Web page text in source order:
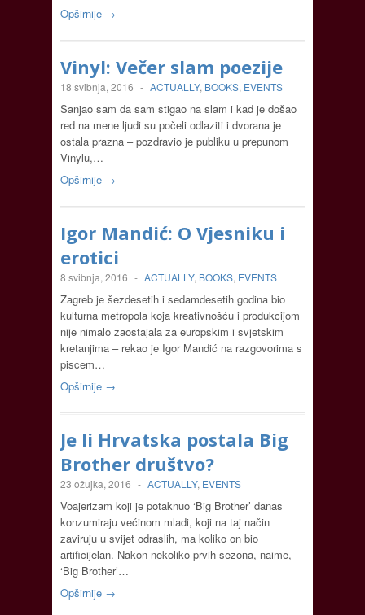
Opširnije →
Vinyl: Večer slam poezije
18 svibnja, 2016 - ACTUALLY, BOOKS, EVENTS
Sanjao sam da sam stigao na slam i kad je došao
red na mene ljudi su počeli odlaziti i dvorana je
ostala prazna – pozdravio je publiku u prepunom
Vinylu,…
Opširnije →
Igor Mandić: O Vjesniku i
erotici
8 svibnja, 2016 - ACTUALLY, BOOKS, EVENTS
Zagreb je šezdesetih i sedamdesetih godina bio
kulturna metropola koja kreativnošću i produkcijom
nije nimalo zaostajala za europskim i svjetskim
kretanjima – rekao je Igor Mandić na razgovorima s
piscem…
Opširnije →
Je li Hrvatska postala Big
Brother društvo?
23 ožujka, 2016 - ACTUALLY, EVENTS
Voajerizam koji je potaknuo ‘Big Brother’ danas
konzumiraju većinom mladi, koji na taj način
zaviruju u svijet odraslih, ma koliko on bio
artificijelan. Nakon nekoliko prvih sezona, naime,
‘Big Brother’…
Opširnije →